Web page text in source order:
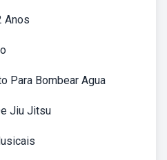
Anos
Para Bombear Agua
Jiu Jitsu